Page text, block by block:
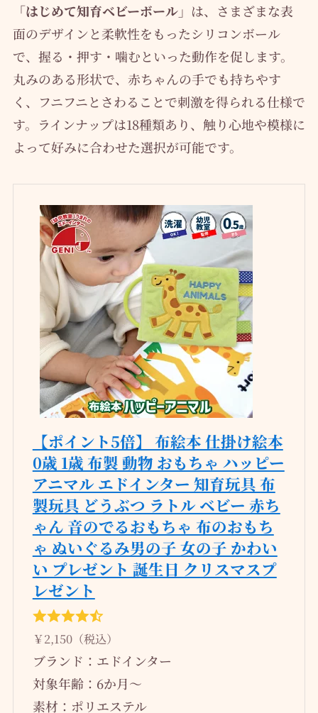
「はじめて知育ベビーボール」 は、さまざまな表
面のデザインと柔軟性をもったシリコンボール
で、握る・押す・噛むといった動作を促します。
丸みのある形状で、赤ちゃんの手でも持ちやす
く、フニフニとさわることで刺激を得られる仕様で
す。ラインナップは18種類あり、触り心地や模様に
よって好みに合わせた選択が可能です。
【ポイント5倍】 布絵本 仕掛け絵本
0歳 1歳 布製 動物 おもちゃ ハッピー
アニマル エドインター 知育玩具 布
製玩具 どうぶつ ラトル ベビー 赤ち
ゃん 音のでるおもちゃ 布のおもち
ゃ ぬいぐるみ男の子 女の子 かわい
い プレゼント 誕生日 クリスマスプ
レゼント
￥2,150（税込）
ブランド：エドインター
対象年齢：6か月～
素材：ポリエステル